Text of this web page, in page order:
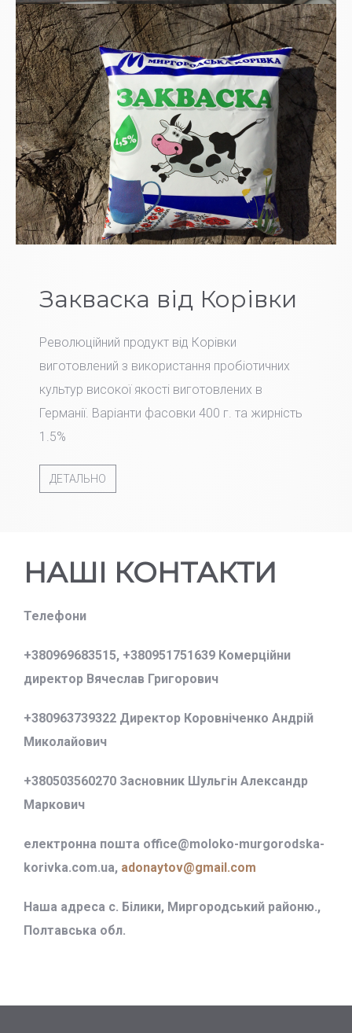
Закваска від Корівки
Революційний продукт від Корівки
виготовлений з використання пробіотичних
культур високої якості виготовлених в
Германії. Варіанти фасовки 400 г. та жирність
1.5%
ДЕТАЛЬНО
НАШІ КОНТАКТИ
Телефони
+380969683515, +380951751639 Комерційни
директор Вячеслав Григорович
+380963739322 Директор Коровніченко Андрій
Миколайович
+380503560270 Засновник Шульгін Александр
Маркович
електронна пошта office@moloko-murgorodska-
korivka.com.ua, adonaytov@gmail.com
Наша адреса с. Білики, Миргородський районю.,
Полтавська обл.